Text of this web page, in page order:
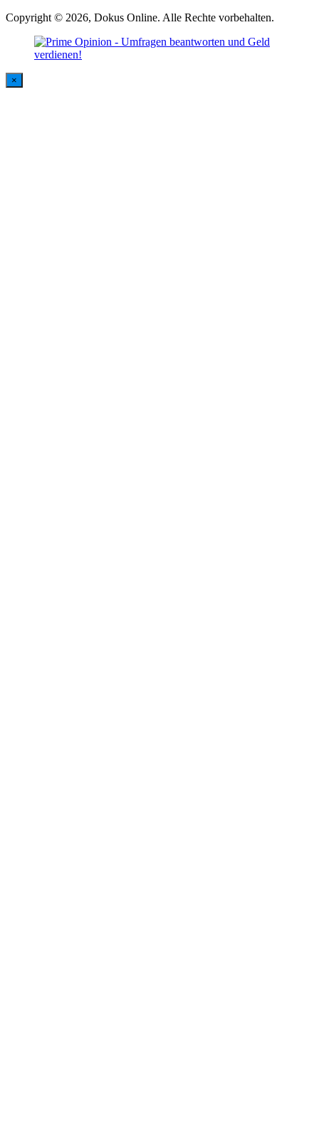
Copyright © 2026, Dokus Online. Alle Rechte vorbehalten.
×